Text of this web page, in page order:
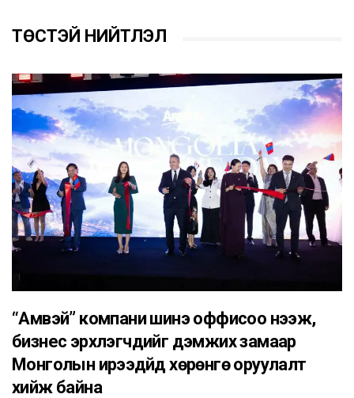
ТӨСТЭЙ НИЙТЛЭЛ
“Амвэй” компани шинэ оффисоо нээж,
бизнес эрхлэгчдийг дэмжих замаар
Монголын ирээдүйд хөрөнгө оруулалт
хийж байна